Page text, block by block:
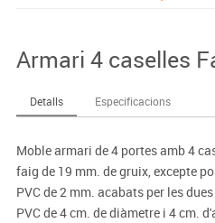
Armari 4 caselles
Detalls Especificacions
Moble armari de 4 portes amb 4
faig de 19 mm. de gruix, excepte
PVC de 2 mm. acabats per les
PVC de 4 cm. de diàmetre i 4 cm.